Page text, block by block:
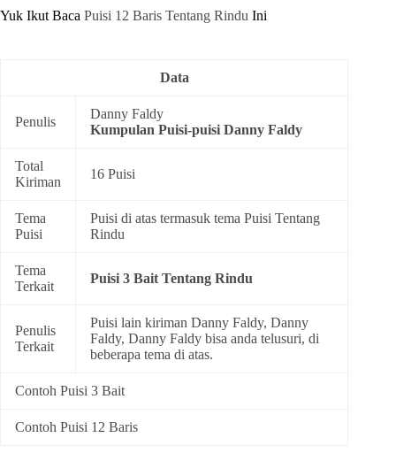
Yuk Ikut Baca Puisi 12 Baris Tentang Rindu Ini
Data
Penulis
Danny Faldy
Kumpulan Puisi-puisi Danny Faldy
Total
Kiriman
16 Puisi
Tema
Puisi
Puisi di atas termasuk tema Puisi Tentang
Rindu
Tema
Terkait
Puisi 3 Bait Tentang Rindu
Penulis
Terkait
Puisi lain kiriman Danny Faldy, Danny
Faldy, Danny Faldy bisa anda telusuri, di
beberapa tema di atas.
Contoh Puisi 3 Bait
Contoh Puisi 12 Baris